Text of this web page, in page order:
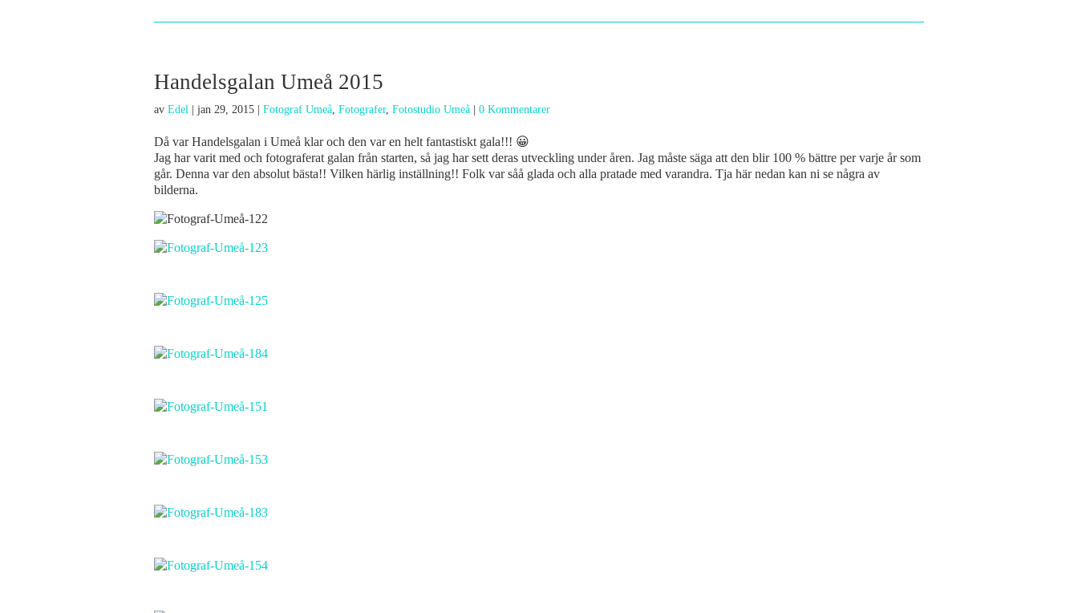
Handelsgalan Umeå 2015
av Edel jan 29, 2015 Fotograf Umeå, Fotografer, Fotostudio Umeå 0 Kommentarer
Då var Handelsgalan i Umeå klar och den var en helt fantastiskt gala!!! 😀
Jag har varit med och fotograferat galan från starten, så jag har sett deras utveckling under åren. Jag måste säga att den blir 100 % bättre per varje år som
går. Denna var den absolut bästa!! Vilken härlig inställning!! Folk var såå glada och alla pratade med varandra. Tja här nedan kan ni se några av
bilderna.